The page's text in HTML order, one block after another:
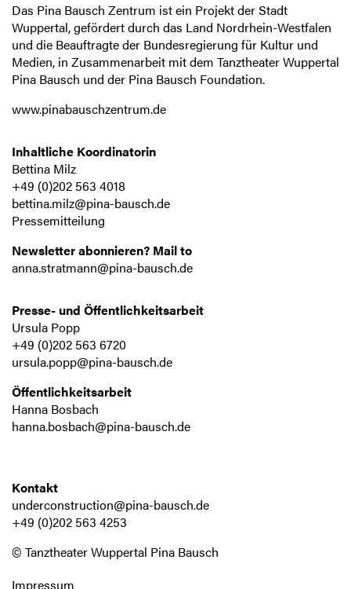
Das Pina Bausch Zentrum ist ein Projekt der Stadt
Wuppertal, gefördert durch das Land Nordrhein-Westfalen
und die Beauftragte der Bundesregierung für Kultur und
Medien, in Zusammenarbeit mit dem Tanztheater Wuppertal
Pina Bausch und der Pina Bausch Foundation.
www.pinabauschzentrum.de
Inhaltliche Koordinatorin
Bettina Milz
+49 (0)202 563 4018
bettina.milz@pina-bausch.de
Pressemitteilung
Newsletter abonnieren? Mail to
anna.stratmann@pina-bausch.de
Presse- und Öffentlichkeitsarbeit
Ursula Popp
+49 (0)202 563 6720
ursula.popp@pina-bausch.de
Öffentlichkeitsarbeit
Hanna Bosbach
hanna.bosbach@pina-bausch.de
Kontakt
underconstruction@pina-bausch.de
+49 (0)202 563 4253
© Tanztheater Wuppertal Pina Bausch
Impressum